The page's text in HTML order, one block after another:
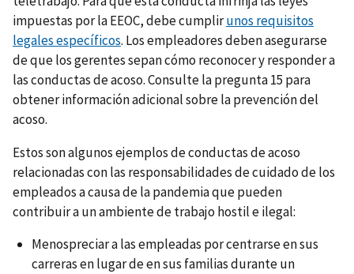
impuestas por la EEOC, debe cumplirunos requisitos
legales específicos. Los empleadores deben asegurarse
de que los gerentes sepan cómo reconocer y responder a
las conductas de acoso. Consulte la pregunta 15 para
obtener información adicional sobre la prevención del
acoso.
Estos son algunos ejemplos de conductas de acoso
relacionadas con las responsabilidades de cuidado de los
empleados a causa de la pandemia que pueden
contribuir a un ambiente de trabajo hostil e ilegal:
Menospreciar a las empleadas por centrarse en sus
carreras en lugar de en sus familias durante un